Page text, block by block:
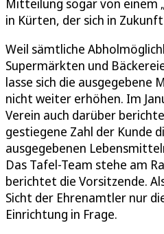
Mitteilung sogar von einem
in Kürten, der sich in
Weil sämtliche
Supermärkten und
lasse sich die ausgegebene
nicht weiter erhöhen. Im
Verein auch darüber
gestiegene Zahl der Kunde
ausgegebenen
Das Tafel-Team stehe am
berichtet die Vorsitzende.
Sicht der Ehrenamtler nur
Einrichtung in Frage.